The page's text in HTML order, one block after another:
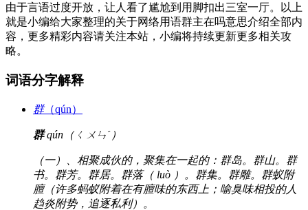
由于言语过度开放，让人看了尴尬到用脚扣出三室一厅。以上
就是小编给大家整理的关于网络用语群主在吗意思介绍全部内
容，更多精彩内容请关注本站，小编将持续更新更多相关攻
略。
词语分字解释
群（qún）
群qún（ㄑㄨㄣˊ）
（一）、相聚成伙的，聚集在一起的：群岛。群山。群
书。群芳。群居。群落（ luò ）。群集。群雕。群蚁附
膻（许多蚂蚁附着在有膻味的东西上；喻臭味相投的人
趋炎附势，追逐私利）。